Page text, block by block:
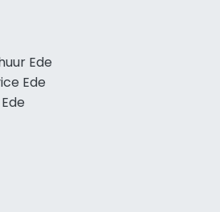
Ede
Ede